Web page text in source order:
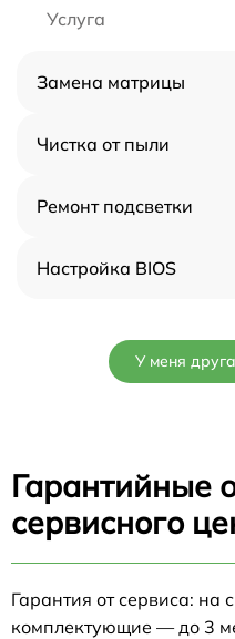
Услуга
Замена матрицы
Чистка от пыли
Ремонт подсветки
Настройка BIOS
У меня
Гарантийные
сервисного
Гарантия от сервиса: на
комплектующие — до 3